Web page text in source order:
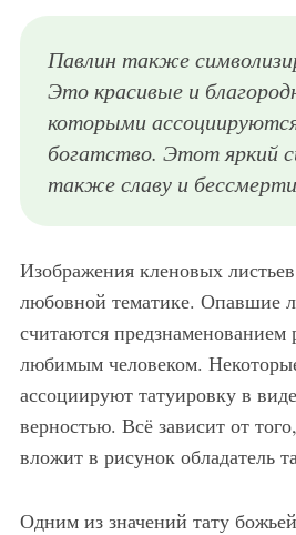
Павлин также
Это красивые и
которыми
богатство. Этот яркий
также славу и
Изображения кленовых
любовной тематике. Опавшие
считаются предзнаменованием
любимым человеком.
ассоциируют татуировку в
верностью. Всё зависит от
вложит в рисунок обладатель
Одним из значений тату